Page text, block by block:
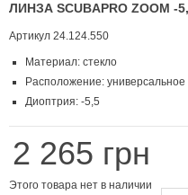
ЛИНЗА SCUBAPRO ZOOM -
Артикул 24.124.550
Материал: стекло
Расположение: универсальное
Диоптрия: -5,5
2 265 грн
Этого товара нет в наличии